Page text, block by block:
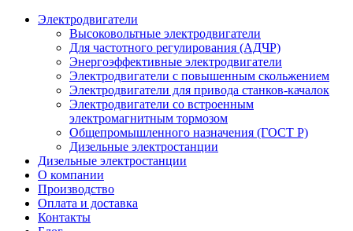
Электродвигатели
Высоковольтные электродвигатели
Для частотного регулирования (АДЧР)
Энергоэффективные электродвигатели
Электродвигатели с повышенным скольжением
Электродвигатели для привода станков-качалок
Электродвигатели со встроенным
электромагнитным тормозом
Общепромышленного назначения (ГОСТ Р)
Дизельные электростанции
Дизельные электростанции
О компании
Производство
Оплата и доставка
Контакты